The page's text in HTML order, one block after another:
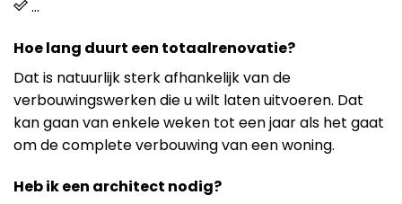
…
Hoe lang duurt een totaalrenovatie?
Dat is natuurlijk sterk afhankelijk van de
verbouwingswerken die u wilt laten uitvoeren. Dat
kan gaan van enkele weken tot een jaar als het gaat
om de complete verbouwing van een woning.
Heb ik een architect nodig?